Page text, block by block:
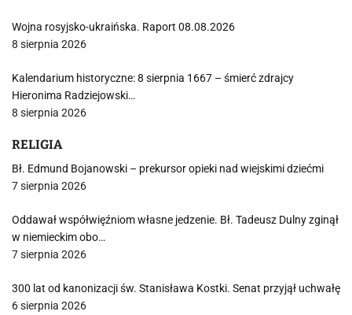
Wojna rosyjsko-ukraińska. Raport 08.08.2026
8 sierpnia 2026
Kalendarium historyczne: 8 sierpnia 1667 – śmierć zdrajcy
Hieronima Radziejowski…
8 sierpnia 2026
RELIGIA
Bł. Edmund Bojanowski – prekursor opieki nad wiejskimi dziećmi
7 sierpnia 2026
Oddawał współwięźniom własne jedzenie. Bł. Tadeusz Dulny zginął
w niemieckim obo…
7 sierpnia 2026
300 lat od kanonizacji św. Stanisława Kostki. Senat przyjął uchwałę
6 sierpnia 2026